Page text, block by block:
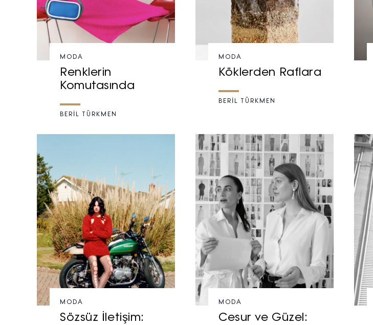
MODA
Renklerin
Komutasında
BERİL TÜRKMEN
MODA
Köklerden Raflara
BERİL TÜRKMEN
MODA
Sözsüz İletişim:
MODA
Cesur ve Güzel: